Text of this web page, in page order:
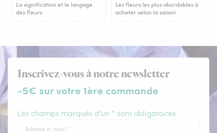
La signification et le langage
des fleurs
Les fleurs les plus abordables à
acheter selon la saison
Inscrivez-vous à notre newsletter
-5€ sur votre 1ère commande
Les champs marqués d'un * sont obligatoires.
Adresse e-mail *